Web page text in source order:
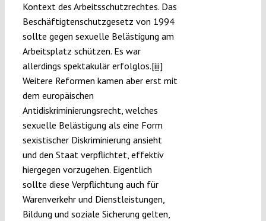
Kontext des Arbeitsschutzrechtes. Das
Beschäftigtenschutzgesetz von 1994
sollte gegen sexuelle Belästigung am
Arbeitsplatz schützen. Es war
allerdings spektakulär erfolglos.[iii]
Weitere Reformen kamen aber erst mit
dem europäischen
Antidiskriminierungsrecht, welches
sexuelle Belästigung als eine Form
sexistischer Diskriminierung ansieht
und den Staat verpflichtet, effektiv
hiergegen vorzugehen. Eigentlich
sollte diese Verpflichtung auch für
Warenverkehr und Dienstleistungen,
Bildung und soziale Sicherung gelten,